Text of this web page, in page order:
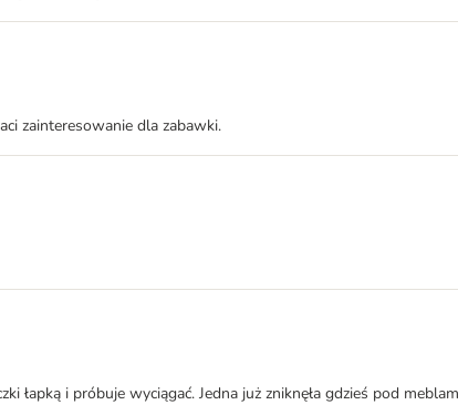
zainteresowanie dla zabawki.
łapką i próbuje wyciągać. Jedna już zniknęła gdzieś pod